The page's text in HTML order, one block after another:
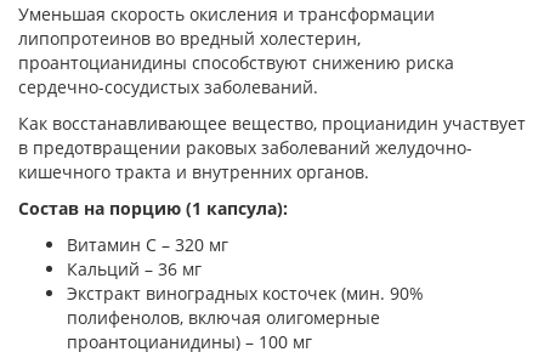
Уменьшая скорость окисления и трансформации
липопротеинов во вредный холестерин,
проантоцианидины способствуют снижению риска
сердечно-сосудистых заболеваний.
Как восстанавливающее вещество, процианидин участвует
в предотвращении раковых заболеваний желудочно-
кишечного тракта и внутренних органов.
Состав на порцию (1 капсула):
Витамин С – 320 мг
Кальций – 36 мг
Экстракт виноградных косточек (мин. 90%
полифенолов, включая олигомерные
проантоцианидины) – 100 мг